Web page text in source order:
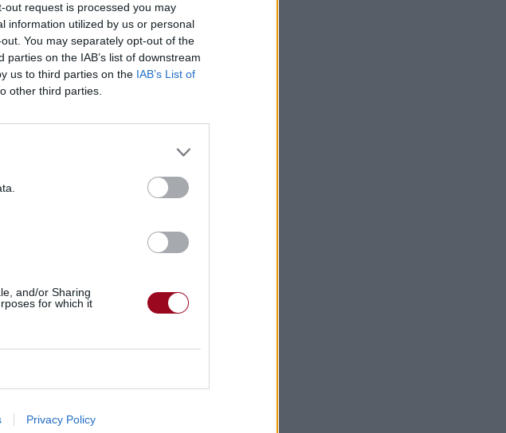
request is processed you may
information utilized by us or personal
You may separately opt-out of the
on the IAB’s list of downstream
us to third parties on the IAB’s List of
other third parties.
and/or Sharing
for which it
Privacy Policy